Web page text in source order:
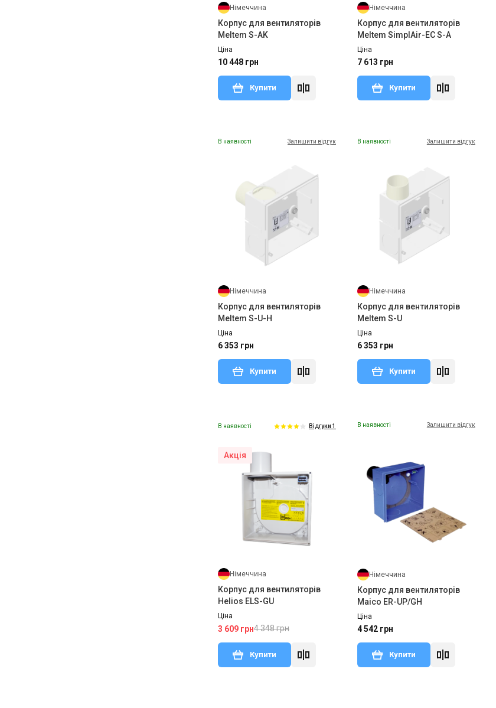
Німеччина
Корпус для вентиляторів
Meltem S-AK
Ціна
10 448 грн
Купити
Німеччина
Корпус для вентиляторів
Meltem SimplAir-EC S-A
Ціна
7 613 грн
Купити
В наявності Залишити відгук
Німеччина
Корпус для вентиляторів
Meltem S-U-H
Ціна
6 353 грн
Купити
В наявності Залишити відгук
Німеччина
Корпус для вентиляторів
Meltem S-U
Ціна
6 353 грн
Купити
В наявності Відгуки 1
Акція
Німеччина
Корпус для вентиляторів
Helios ELS-GU
Ціна
3 609 грн4 348 грн
Купити
В наявності Залишити відгук
Німеччина
Корпус для вентиляторів
Maico ER-UP/GH
Ціна
4 542 грн
Купити